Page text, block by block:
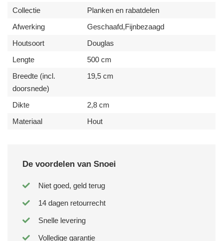
Collectie
Planken en rabatdelen
Afwerking
Geschaafd,Fijnbezaagd
Houtsoort
Douglas
Lengte
500 cm
Breedte (incl.
doorsnede)
19,5 cm
Dikte
2,8 cm
Materiaal
Hout
De voordelen van Snoei
Niet goed, geld terug
14 dagen retourrecht
Snelle levering
Volledige garantie